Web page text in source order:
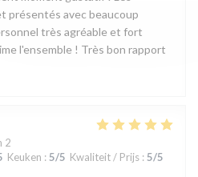
présentés avec beaucoup
très agréable et fort
l'ensemble ! Très bon rapport
2
Keuken : 5/5 Kwaliteit / Prijs : 5/5